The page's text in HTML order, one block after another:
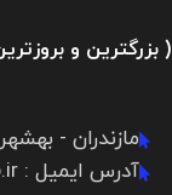
( بزرگترین و
مازندران -
آدرس ایمیل : info@mplibshop.ir